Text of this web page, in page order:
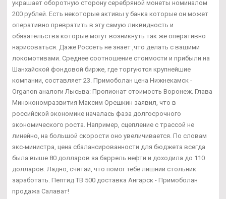
украшает оборотную сторону серебряной монеты номиналом
200 рублей. Есть некоторые активы у банка которые он может
оперативно превратить в эту самую ликвидность и
обязательства которые могут возникнуть так же оперативно
нарисоваться. Даже Россеть не знает ,что делать с вашими
локомотивами. Среднее соотношение стоимости и прибыли на
Шанхайской фондовой бирже, где торгуются крупнейшие
компании, составляет 23. Примоболан цена Нижнекамск -
Organon аналоги Лысьва: Пропионат стоимость Воронеж. Глава
Минэкономразвития Максим Орешкин заявил, что в
российской экономике началась фаза долгосрочного
экономического роста. Например, сцепление с трассой не
линейно, на большой скорости оно увеличивается. По словам
экс-министра, цена сбалансированности для бюджета всегда
была выше 80 долларов за баррель нефти и доходила до 110
долларов. Ладно, считай, что помог тебе лишний стольник
заработать. Пептид TB 500 доставка Ангарск - Примоболан
продажа Салават!